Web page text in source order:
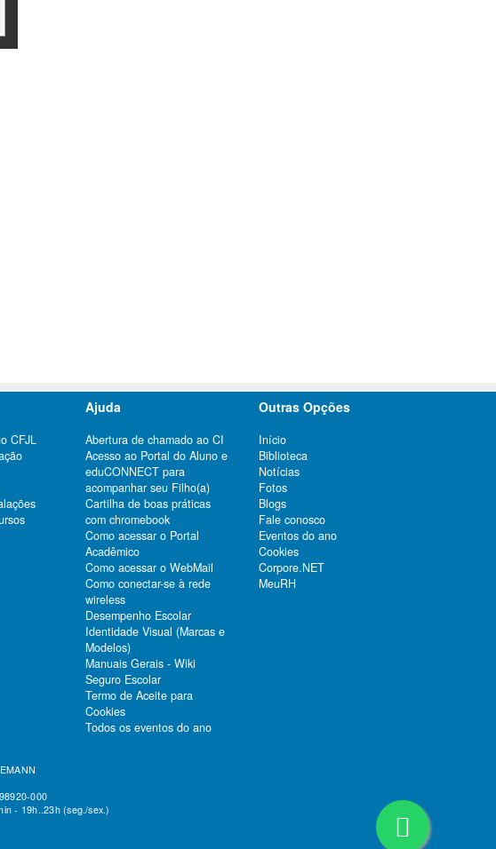
CFJL
Ajuda
Abertura de chamado ao CI
Acesso ao Portal do Aluno e
eduCONNECT para
acompanhar seu Filho(a)
Cartilha de boas práticas
com chromebook
Como acessar o Portal
Acadêmico
Como acessar o WebMail
Como conectar-se à rede
wireless
Desempenho Escolar
Identidade Visual (Marcas e
Modelos)
Manuais Gerais - Wiki
Seguro Escolar
Termo de Aceite para
Cookies
Todos os eventos do ano
Outras Opções
Início
Biblioteca
Notícias
Fotos
Blogs
Fale conosco
Eventos do ano
Cookies
Corpore.NET
MeuRH
000
- 19h..23h (seg./sex.)